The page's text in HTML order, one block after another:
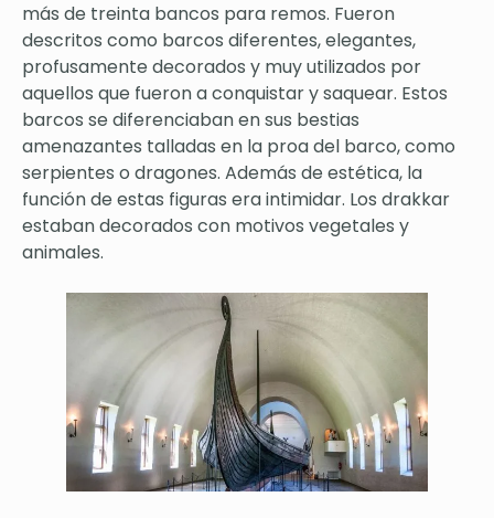
más de treinta bancos para remos. Fueron
descritos como barcos diferentes, elegantes,
profusamente decorados y muy utilizados por
aquellos que fueron a conquistar y saquear. Estos
barcos se diferenciaban en sus bestias
amenazantes talladas en la proa del barco, como
serpientes o dragones. Además de estética, la
función de estas figuras era intimidar. Los drakkar
estaban decorados con motivos vegetales y
animales.